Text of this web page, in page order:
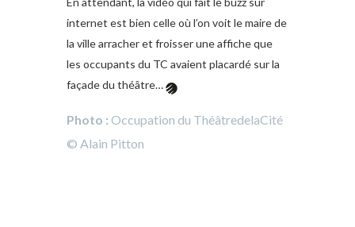
internet est bien celle où l’on voit le maire de
la ville arracher et froisser une affiche que
les occupants du TC avaient placardé sur la
façade du théâtre…
Photo : Occupation du ThéâtredelaCité
© Alain Pitton